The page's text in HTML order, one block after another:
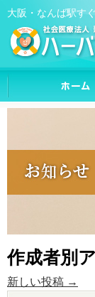
大阪・なんば駅す
作成者別
新しい投稿 →